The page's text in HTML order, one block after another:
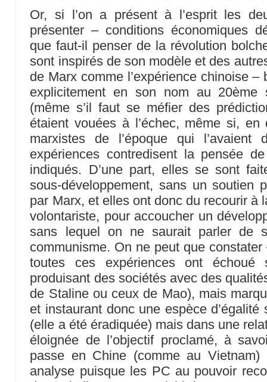
Or, si l’on a présent à l’esprit les
présenter – conditions économiques
que faut-il penser de la révolution
sont inspirés de son modèle et des
de Marx comme l’expérience chinoise –
explicitement en son nom au
(même s’il faut se méfier des
étaient vouées à l’échec, même si,
marxistes de l’époque qui l’avaient
expériences contredisent la pensée
indiqués. D’une part, elles se sont
sous-développement, sans un soutien
par Marx, et elles ont donc du recourir à
volontariste, pour accoucher un
sans lequel on ne saurait parler de
communisme. On ne peut que
toutes ces expériences ont échoué
produisant des sociétés avec des
de Staline ou ceux de Mao), mais
et instaurant donc une espèce
(elle a été éradiquée) mais dans une
éloignée de l’objectif proclamé, à
passe en Chine (comme au Vietnam)
analyse puisque les PC au pouvoir